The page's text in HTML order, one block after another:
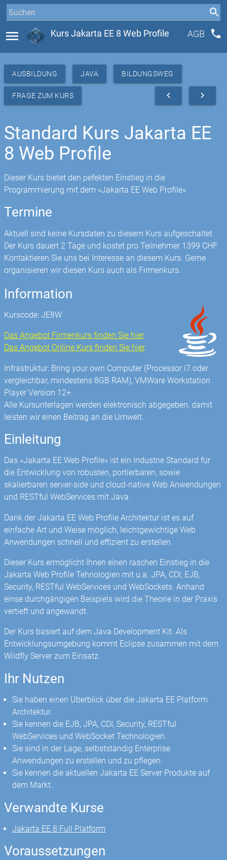
menu Kurs Jakarta EE 8 Web Profile AGB phone
AUSBILDUNG JAVA BILDUNGSWEG
FRAGE ZUM KURS navigate_next
navigate_before
Standard Kurs Jakarta EE
8 Web Profile
Dieser Kurs bietet den pefekten Einstieg in die
Programmierung mit dem «Jakarta EE Web Profile».
Termine
Aktuell sind keine Kursdaten zu diesem Kurs aufgeschaltet.
Der Kurs dauert 2 Tage und kostet pro Teilnehmer 1399 CHF.
Kontaktieren Sie uns bei Interesse an diesem Kurs. Gerne
organisieren wir diesen Kurs auch als Firmenkurs.
Information
Kurscode: JE8W
Das Angebot Firmenkurs finden Sie hier.
Das Angebot Online Kurs finden Sie hier.
Infrastruktur: Bring your own Computer (Processor i7 oder
vergleichbar, mindestens 8GB RAM), VMWare Workstation
Player Version 12+.
Alle Kursunterlagen werden elektronisch abgegeben, damit
leisten wir einen Beitrag an die Umwelt.
Einleitung
Das «Jakarta EE Web Profile» ist ein Industrie Standard für
die Entwicklung von robusten, portierbaren, sowie
skalierbaren server-side und cloud-native Web Anwendungen
und RESTful WebServices mit Java.
Dank der Jakarta EE Web Profile Architektur ist es auf
einfache Art und Weise möglich, leichtgewichtige Web
Anwendungen schnell und effizient zu erstellen.
Dieser Kurs ermöglicht Ihnen einen raschen Einstieg in die
Jakarta Web Profile Tehnologien mit u.a. JPA, CDI, EJB,
Security, RESTful WebServices und WebSockets. Anhand
einse durchgängigen Beispiels wird die Theorie in der Praxis
vertieft und angewandt.
Der Kurs basiert auf dem Java Development Kit. Als
Entwicklungsumgebung kommt Eclipse zusammen mit dem
Wildfly Server zum Einsatz.
Ihr Nutzen
Sie haben einen Überblick über die Jakarta EE Platform
Architektur.
Sie kennen die EJB, JPA, CDI, Security, RESTful
WebServices und WebSocket Technologien.
Sie sind in der Lage, selbstständig Enterprise
Anwendungen zu erstellen und zu pflegen.
Sie kennen die aktuellen Jakarta EE Server Produkte auf
dem Markt.
Verwandte Kurse
Jakarta EE 8 Full Platform
Voraussetzungen